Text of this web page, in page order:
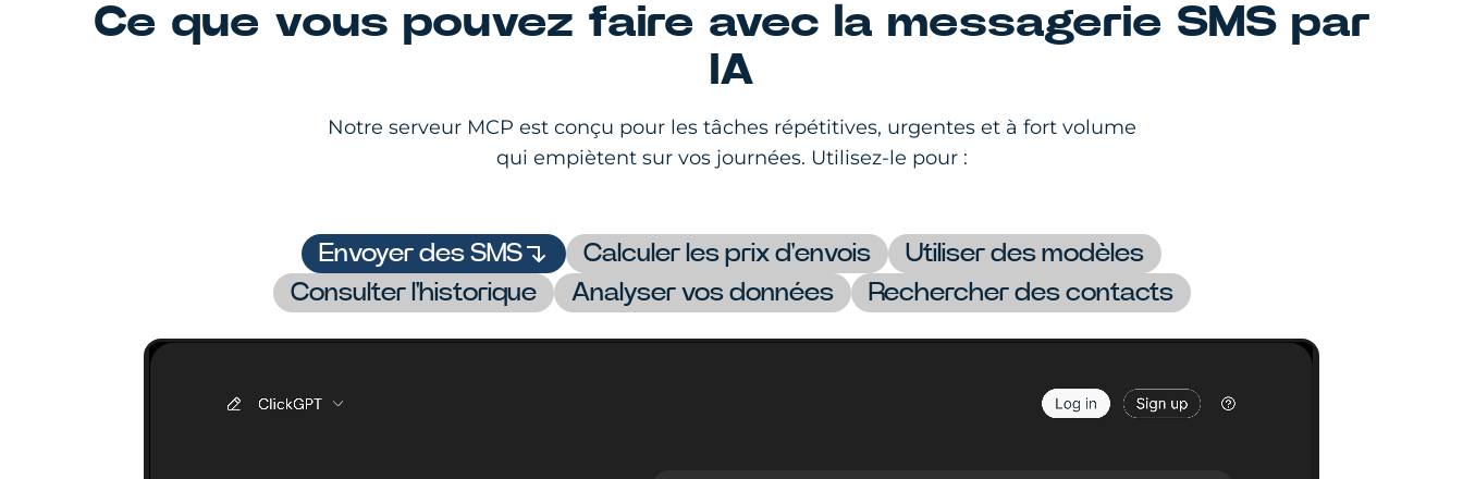
Ce que vous pouvez faire avec la messagerie SMS par
IA
Notre serveur MCP est conçu pour les tâches répétitives, urgentes et à fort volume
qui empiètent sur vos journées. Utilisez-le pour :
Envoyer des SMS Calculer les prix d'envois
Utiliser des modèles
Consulter l'historique
Analyser vos données Rechercher des contacts